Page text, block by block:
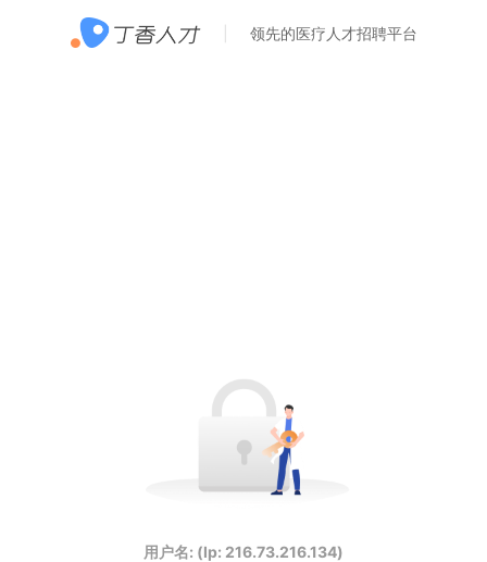
领先的医疗人才招聘平台
用户名: (Ip: 216.73.216.134)